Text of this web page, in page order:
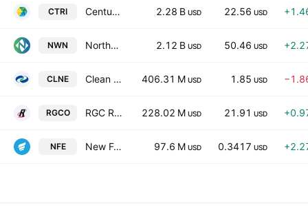
CTRI Centuri Holdings, Inc. 2.28 B USD 22.56 USD
NWN Northwest Natural Holding Co. 2.12 B USD 50.46 USD
CLNE Clean Energy Fuels Corp. 406.31 M USD 1.85 USD
RGCO RGC Resources, Inc. 228.02 M USD 21.91 USD
NFE New Fortress Energy Inc. Class A 97.6 M USD 0.3417 USD